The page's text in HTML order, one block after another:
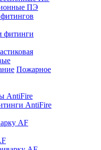
ПЭ
фитинги
Пожарное
AntiFire
AntiFire
AF